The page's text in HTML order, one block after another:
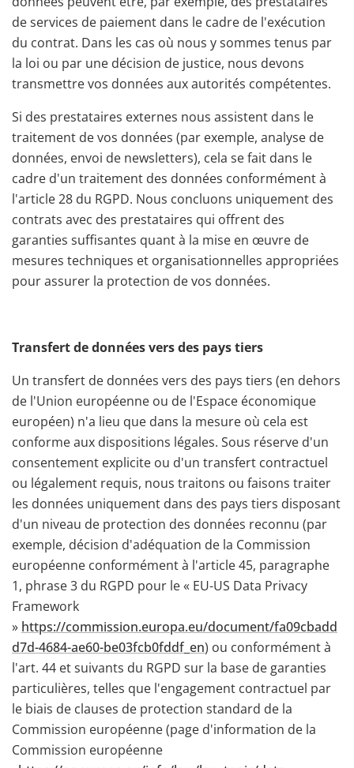
de services de paiement dans le cadre de l'exécution
du contrat. Dans les cas où nous y sommes tenus par
la loi ou par une décision de justice, nous devons
transmettre vos données aux autorités compétentes.
Si des prestataires externes nous assistent dans le
traitement de vos données (par exemple, analyse de
données, envoi de newsletters), cela se fait dans le
cadre d'un traitement des données conformément à
l'article 28 du RGPD. Nous concluons uniquement des
contrats avec des prestataires qui offrent des
garanties suffisantes quant à la mise en œuvre de
mesures techniques et organisationnelles appropriées
pour assurer la protection de vos données.
Transfert de données vers des pays tiers
Un transfert de données vers des pays tiers (en dehors
de l'Union européenne ou de l'Espace économique
européen) n'a lieu que dans la mesure où cela est
conforme aux dispositions légales. Sous réserve d'un
consentement explicite ou d'un transfert contractuel
ou légalement requis, nous traitons ou faisons traiter
les données uniquement dans des pays tiers disposant
d'un niveau de protection des données reconnu (par
exemple, décision d'adéquation de la Commission
européenne conformément à l'article 45, paragraphe
1, phrase 3 du RGPD pour le « EU-US Data Privacy
Framework
» https://commission.europa.eu/document/fa09cbadd
d7d-4684-ae60-be03fcb0fddf_en) ou conformément à
l'art. 44 et suivants du RGPD sur la base de garanties
particulières, telles que l'engagement contractuel par
le biais de clauses de protection standard de la
Commission européenne (page d'information de la
Commission européenne